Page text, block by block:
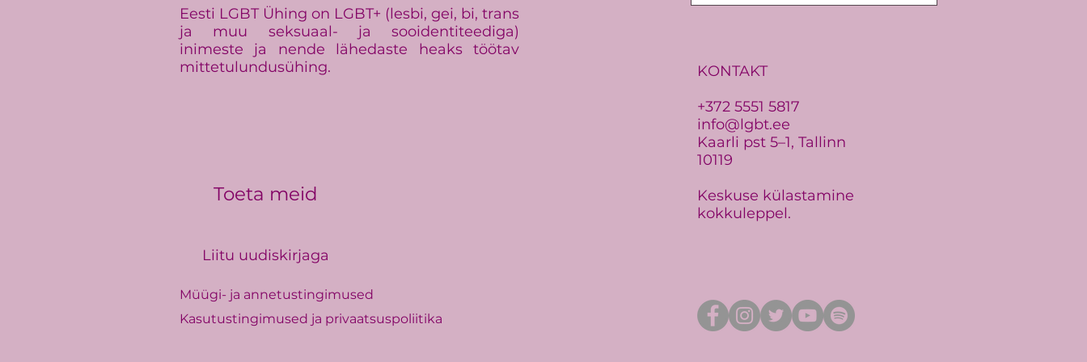
Eesti LGBT Ühing on LGBT+ (lesbi, gei, bi, trans
ja muu seksuaal- ja sooidentiteediga)
inimeste ja nende lähedaste heaks töötav
mittetulundusühing.
Toeta meid
KONTAKT
+372 5551 5817
info@lgbt.ee
Kaarli pst 5–1, Tallinn
10119
Keskuse külastamine
kokkuleppel.
Liitu uudiskirjaga
Müügi- ja annetustingimused
Kasutustingimused ja privaatsuspoliitika